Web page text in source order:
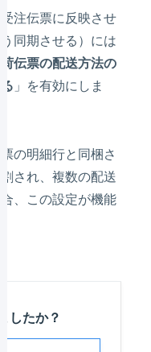
注伝票に反映させ
同期させる）には
荷伝票の配送方法の
」を有効にしま
の明細行と同梱さ
され、複数の配送
、この設定が機能
したか？